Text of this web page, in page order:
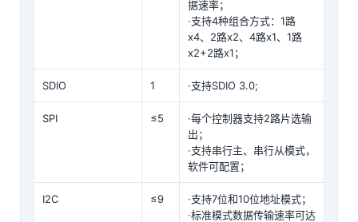
据速率；
·支持4种组合方式：1路
x4、2路x2、4路x1、1路
x2+2路x1；
SDIO 1 ·支持SDIO 3.0;
SPI ≤5
·每个控制器支持2路片选输
出；
·支持串行主、串行从模式，
软件可配置；
I2C ≤9
·支持7位和10位地址模式；
·标准模式数据传输速率可达